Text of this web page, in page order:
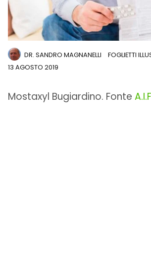
DR. SANDRO MAGNANELLI
FOGLIETTI
13 AGOSTO 2019
Mostaxyl Bugiardino. Fonte